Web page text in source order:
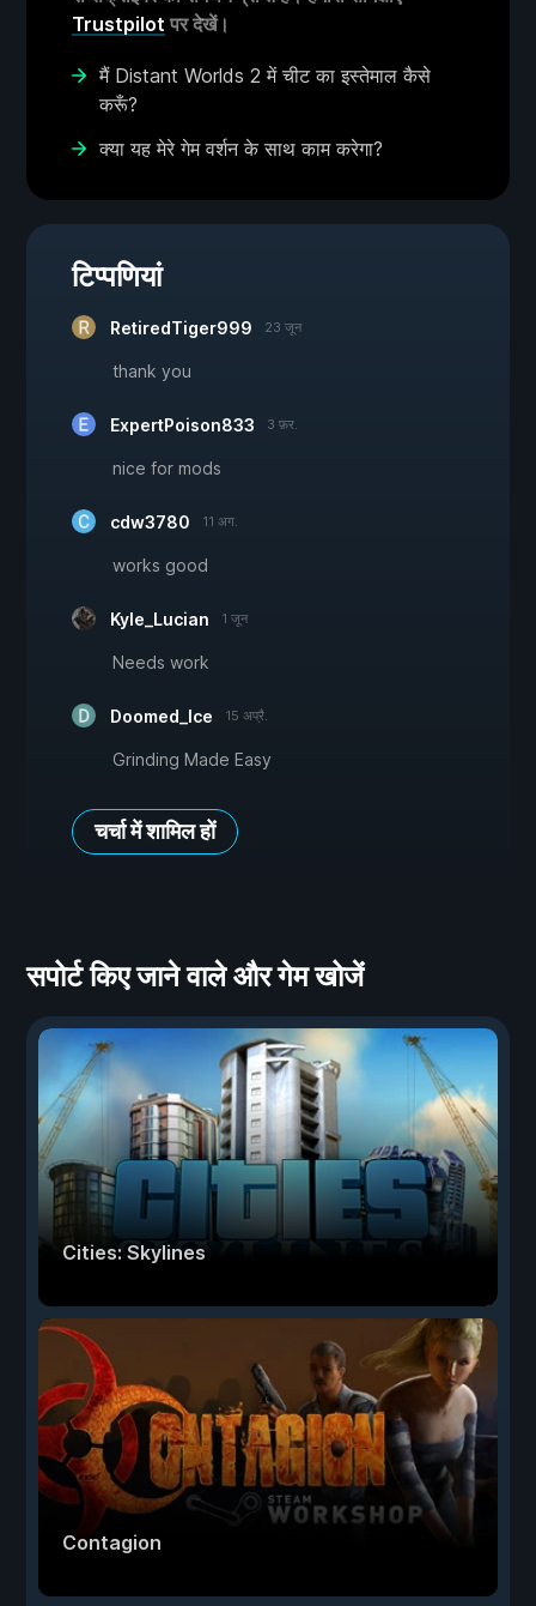
Trustpilot पर देखें।
मैं Distant Worlds 2 में चीट का इस्तेमाल कैसे
करूँ?
क्या यह मेरे गेम वर्शन के साथ काम करेगा?
टिप्पणियां
RetiredTiger999 23 जून
thank you
ExpertPoison833 3 फ़र.
nice for mods
cdw3780 11 अग.
works good
Kyle_Lucian 1 जून
Needs work
Doomed_Ice 15 अप्रै.
Grinding Made Easy
चर्चा में शामिल हों
सपोर्ट किए जाने वाले और गेम खोजें
Cities: Skylines
Contagion